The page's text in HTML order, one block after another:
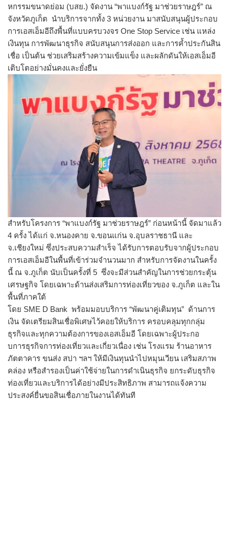
หกรรมขนาดย่อม (บสย.) จัดงาน “พาแบงก์รัฐ มาช่วยราษฎร์” ณ
จังหวัดภูเก็ต นำบริการจากทั้ง 3 หน่วยงาน มาสนับสนุนผู้ประกอบ
การเอสเอ็มอีถึงพื้นที่แบบครบวงจร One Stop Service เช่น แหล่ง
เงินทุน การพัฒนาธุรกิจ สนับสนุนการส่งออก และการค้ำประกันสิน
เชื่อ เป็นต้น ช่วยเสริมสร้างความเข้มแข็ง และผลักดันให้เอสเอ็มอี
เติบโตอย่างมั่นคงและยั่งยืน
สำหรับโครงการ “พาแบงก์รัฐ มาช่วยราษฎร์” ก่อนหน้านี้ จัดมาแล้ว
4 ครั้ง ได้แก่ จ.หนองคาย จ.ขอนแก่น จ.อุบลราชธานี และ
จ.เชียงใหม่ ซึ่งประสบความสำเร็จ ได้รับการตอบรับจากผู้ประกอบ
การเอสเอ็มอีในพื้นที่เข้าร่วมจำนวนมาก สำหรับการจัดงานในครั้ง
นี้ ณ จ.ภูเก็ต นับเป็นครั้งที่ 5 ซึ่งจะมีส่วนสำคัญในการช่วยกระตุ้น
เศรษฐกิจ โดยเฉพาะด้านส่งเสริมการท่องเที่ยวของ จ.ภูเก็ต และใน
พื้นที่ภาคใต้
โดย SME D Bank พร้อมมอบบริการ “พัฒนาคู่เติมทุน” ด้านการ
เงิน จัดเตรียมสินเชื่อพิเศษไว้คอยให้บริการ ครอบคลุมทุกกลุ่ม
ธุรกิจและทุกความต้องการของเอสเอ็มอี โดยเฉพาะผู้ประกอ
บการธุรกิจการท่องเที่ยวและเกี่ยวเนื่อง เช่น โรงแรม ร้านอาหาร
ภัตตาคาร ขนส่ง สปา ฯลฯ ให้มีเงินทุนนำไปหมุนเวียน เสริมสภาพ
คล่อง หรือสำรองเป็นค่าใช้จ่ายในการดำเนินธุรกิจ ยกระดับธุรกิจ
ท่องเที่ยวและบริการได้อย่างมีประสิทธิภาพ สามารถแจ้งความ
ประสงค์ยื่นขอสินเชื่อภายในงานได้ทันที